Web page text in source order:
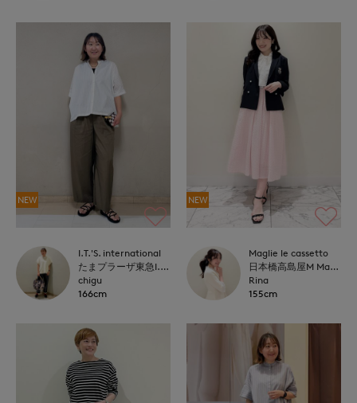
NEW
I.T.'S. international
たまプラーザ東急I.T.'S.international
chigu
166cm
NEW
Maglie le cassetto
日本橋高島屋M Maglie le cassetto
Rina
155cm